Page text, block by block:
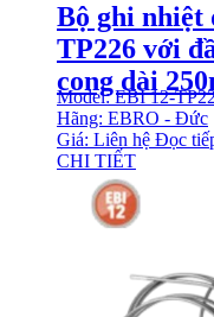
Bộ ghi nhiệt
TP226 với
cong dài
Model: EBI 12-
Hãng: EBRO - Đức
Giá: Liên hệ Đọc
CHI TIẾT